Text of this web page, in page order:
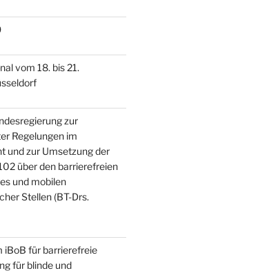
vom 18. bis 21.
zur
Regelungen im
und zur Umsetzung der
über den barrierefreien
und mobilen
Stellen (BT-Drs.
iBoB für barrierefreie
für blinde und